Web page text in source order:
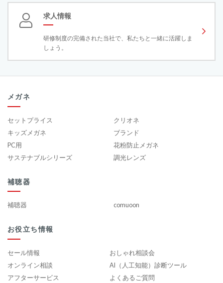
求人情報
研修制度の完備された当社で、私たちと一緒に活躍しま
しょう。
メガネ
セットプライス
クリオネ
キッズメガネ
ブランド
PC用
花粉防止メガネ
サステナブルシリーズ
調光レンズ
補聴器
補聴器 comuoon
お役立ち情報
セール情報
おしゃれ相談会
オンライン相談
AI（人工知能）診断ツール
アフターサービス
よくあるご質問